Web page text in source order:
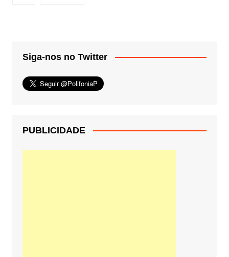
Siga-nos no Twitter
PUBLICIDADE